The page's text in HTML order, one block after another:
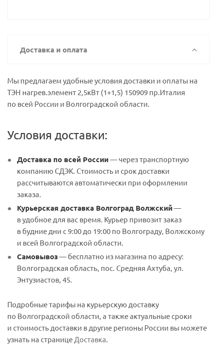
Доставка и оплата
Мы предлагаем удобные условия доставки и оплаты на
ТЭН нагрев.элемент 2,5кВт (1+1,5) 150909 пр.Италия
по всей России и Волгоградской области.
Условия доставки:
Доставка по всей России— через транспортную
компанию СДЭК. Стоимость и срок доставки
рассчитываются автоматически при оформлении
заказа.
Курьерская доставка Волгоград Волжский—
в удобное для вас время. Курьер привозит заказ
в будние дни с 9:00 до 19:00 по Волгограду, Волжскому
и всей Волгоградской области.
Самовывоз— бесплатно из магазина по адресу:
Волгоградская область, пос. Средняя Ахтуба, ул.
Энтузиастов, 45.
Подробные тарифы на курьерскую доставку
по Волгоградской области, а также актуальные сроки
и стоимость доставки в другие регионы России вы можете
узнать на странице Доставка.